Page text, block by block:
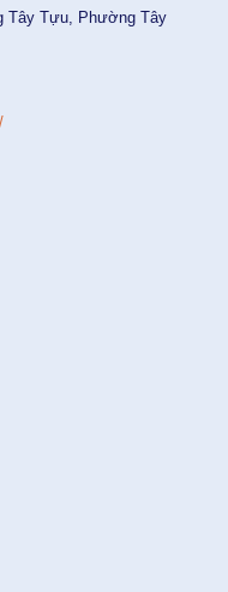
Tây Tựu, Phường Tây